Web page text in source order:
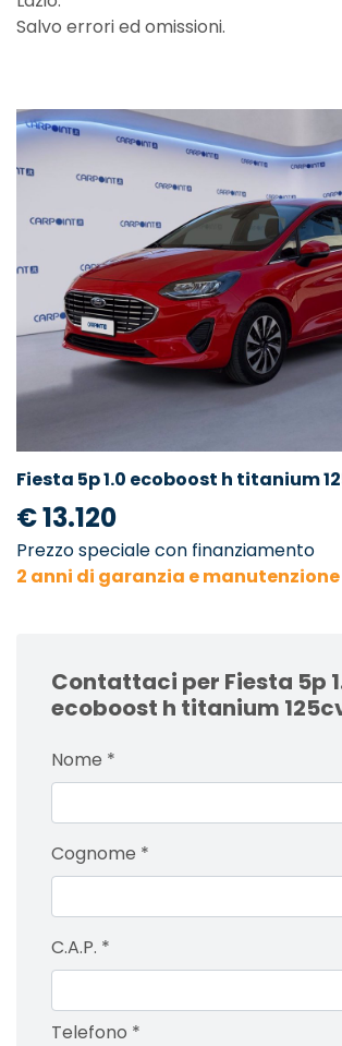
Salvo errori ed omissioni.
Fiesta 5p 1.0 ecoboost h titanium
€ 13.120
Prezzo speciale con finanziamento
2 anni di garanzia e
Contattaci per Fiesta 5p
ecoboost h titanium
Nome *
Cognome *
C.A.P. *
Telefono *